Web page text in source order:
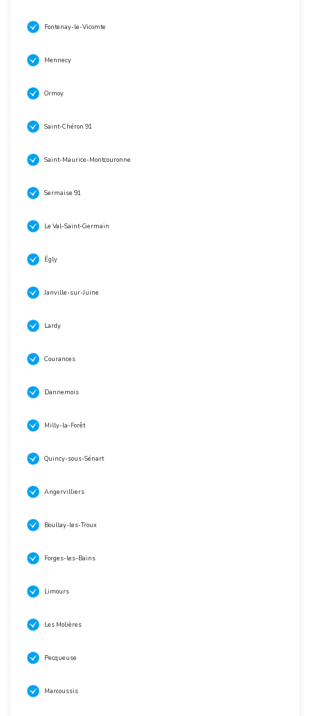
Fontenay-le-Vicomte
Mennecy
Ormoy
Saint-Chéron 91
Saint-Maurice-Montcouronne
Sermaise 91
Le Val-Saint-Germain
Égly
Janville-sur-Juine
Lardy
Courances
Dannemois
Milly-la-Forêt
Quincy-sous-Sénart
Angervilliers
Boullay-les-Troux
Forges-les-Bains
Limours
Les Molières
Pecqueuse
Marcoussis